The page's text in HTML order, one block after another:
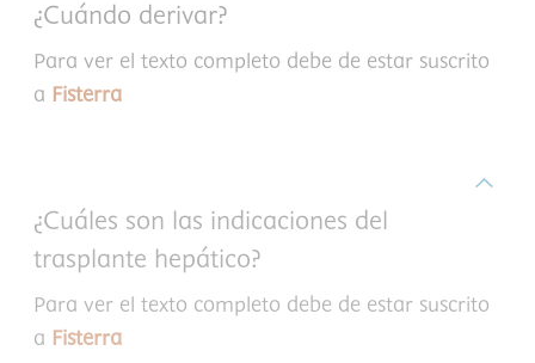
¿Cuándo derivar?
Para ver el texto completo debe de estar suscrito
a Fisterra
¿Cuáles son las indicaciones del
trasplante hepático?
Para ver el texto completo debe de estar suscrito
a Fisterra